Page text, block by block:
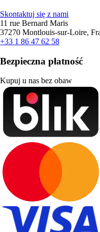
Skontaktuj się z nami
11 rue Bernard Maris
37270 Montlouis-sur-Loire,
+33 1 86 47 62 58
Bezpieczna płatność
Kupuj u nas bez obaw